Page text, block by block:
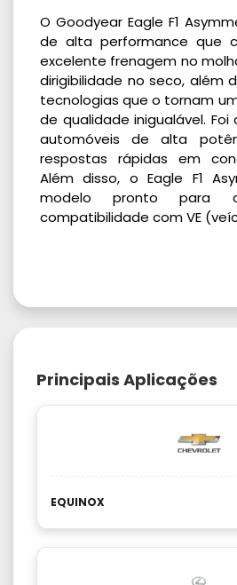
O Goodyear Eagle F1
de alta performance que
excelente frenagem no
dirigibilidade no seco, além
tecnologias que o tornam
de qualidade inigualável.
automóveis de alta
respostas rápidas em
Além disso, o Eagle F1
modelo pronto para
compatibilidade com VE
Principais Aplicações
EQUINOX